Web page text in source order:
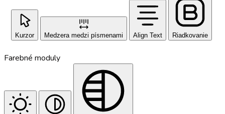
Kurzor Medzera medzi písmenami Align Text Riadkovanie
Farebné moduly